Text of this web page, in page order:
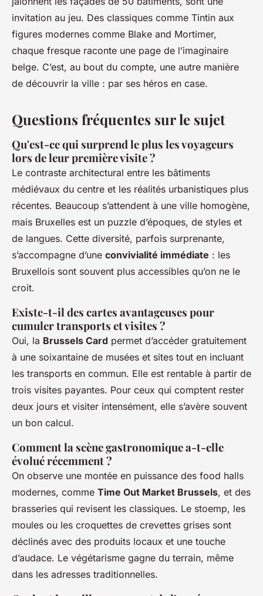
invitation au jeu. Des classiques comme Tintin aux
figures modernes comme Blake and Mortimer,
chaque fresque raconte une page de l’imaginaire
belge. C’est, au bout du compte, une autre manière
de découvrir la ville : par ses héros en case.
Questions fréquentes sur le sujet
Qu'est-ce qui surprend le plus les voyageurs
lors de leur première visite ?
Le contraste architectural entre les bâtiments
médiévaux du centre et les réalités urbanistiques plus
récentes. Beaucoup s’attendent à une ville homogène,
mais Bruxelles est un puzzle d’époques, de styles et
de langues. Cette diversité, parfois surprenante,
s’accompagne d’une convivialité immédiate : les
Bruxellois sont souvent plus accessibles qu’on ne le
croit.
Existe-t-il des cartes avantageuses pour
cumuler transports et visites ?
Oui, la Brussels Card permet d’accéder gratuitement
à une soixantaine de musées et sites tout en incluant
les transports en commun. Elle est rentable à partir de
trois visites payantes. Pour ceux qui comptent rester
deux jours et visiter intensément, elle s’avère souvent
un bon calcul.
Comment la scène gastronomique a-t-elle
évolué récemment ?
On observe une montée en puissance des food halls
modernes, comme Time Out Market Brussels, et des
brasseries qui revisent les classiques. Le stoemp, les
moules ou les croquettes de crevettes grises sont
déclinés avec des produits locaux et une touche
d’audace. Le végétarisme gagne du terrain, même
dans les adresses traditionnelles.